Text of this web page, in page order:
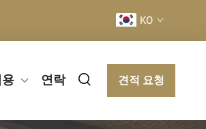
KO
연락 견적 요청